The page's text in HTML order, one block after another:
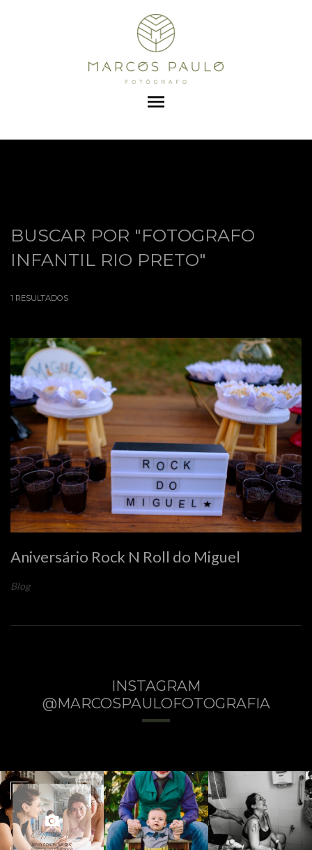
menu
BUSCAR POR "FOTOGRAFO
INFANTIL RIO PRETO"
1 RESULTADOS
Aniversário Rock N Roll do Miguel
Blog
INSTAGRAM
@MARCOSPAULOFOTOGRAFIA